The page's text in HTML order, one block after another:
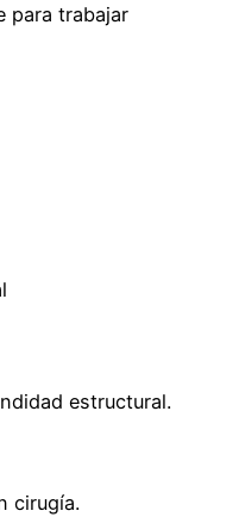
para trabajar
estructural.
cirugía.